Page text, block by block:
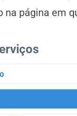
na página em